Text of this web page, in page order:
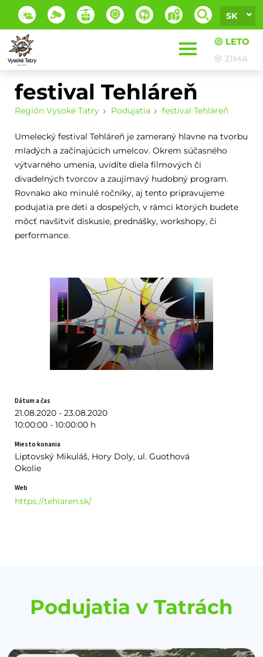
SK
LETO
ZIMA
festival Tehláreň
Región Vysoké Tatry Podujatia festival Tehláreň
Umelecký festival Tehláreň je zameraný hlavne na tvorbu
mladých a začínajúcich umelcov. Okrem súčasného
výtvarného umenia, uvidíte diela filmových či
divadelných tvorcov a zaujímavý hudobný program.
Rovnako ako minulé ročníky, aj tento pripravujeme
podujatia pre deti a dospelých, v rámci ktorých budete
môcť navšítviť diskusie, prednášky, workshopy, či
performance.
Dátum a čas
21.08.2020 - 23.08.2020
10:00:00 - 10:00:00 h
Miesto konania
Liptovský Mikuláš, Hory Doly, ul. Guothová
Okolie
Web
https://tehlaren.sk/
Podujatia v Tatrách